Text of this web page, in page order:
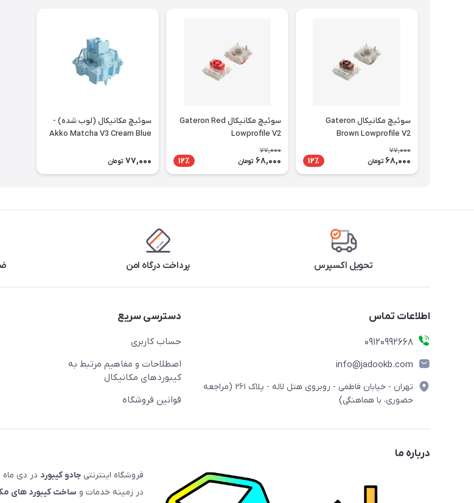
سوئیچ مکانیکال Gateron
Brown Lowprofile V2
77,000
68,000 تومان 12٪
سوئیچ مکانیکال Gateron Red
Lowprofile V2
77,000
68,000 تومان 12٪
سوئیچ مکانیکال (لوب شده) -
Akko Matcha V3 Cream Blue
77,000 تومان
تحویل اکسپرس پرداخت درگاه امن
اطلاعات تماس
09120992668
info@jadookb.com
تهران - خیابان فاطمی - روبروی هتل لاله - پلاک ٢۶١ (مراجعه
حضوری، با هماهنگی)
دسترسی سریع
حساب کاربری
اصطلاحات و مفاهیم مرتبط به
کیبوردهای مکانیکال
قوانین فروشگاه
درباره ما
فروشگاه اینترنتی جادو کیبورد در دی
در زمینه خدمات و ساخت کیبورد های